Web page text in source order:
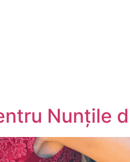
Nunțile